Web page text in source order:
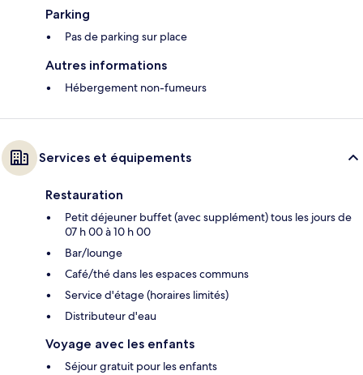
Parking
Pas de parking sur place
Autres informations
Hébergement non-fumeurs
Services et équipements
Restauration
Petit déjeuner buffet (avec supplément) tous les jours de
07 h 00 à 10 h 00
Bar/lounge
Café/thé dans les espaces communs
Service d'étage (horaires limités)
Distributeur d'eau
Voyage avec les enfants
Séjour gratuit pour les enfants